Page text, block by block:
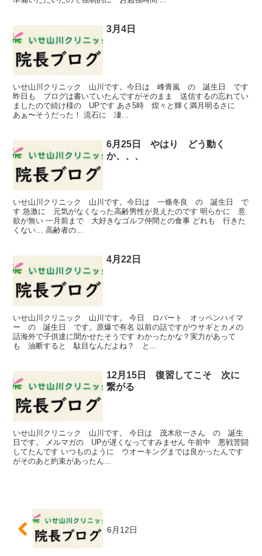
3月4日
いせ山川クリニック 山川です。今日は 峰青嵐 の 誕生日 です
昨日も ブログは書いていたんですがそのまま 送信するの忘れてい
ましたので続け様の UPです あさ5時 煌々と輝く満月明るさに
あぁ〜そうだった！ 流石に 凄...
6月25日 やはり どう動く
か、、、
いせ山川クリニック 山川です。今日は 一條冬良 の 誕生日 で
す 急激に 元気がなくなった高齢男性が見えたのです 明らかに 意
欲が無い 一月前まで 大好きなゴルフ仲間との食事 どれも 行きた
くない… 高齢者の...
4月22日
いせ山川クリニック 山川です。 今日 ロバート オッペンハイマ
ー の 誕生日 です。原爆で有名 以前の話ですがウサギとカメの
話海外で子供達に聞かせたそうです わかったかな？実力があって
も 油断すると 駄目なんだよね？ と...
12月15日 復習してこそ 次に
繋がる
いせ山川クリニック 山川です。 今日は 茂木欣一さん の 誕生
日です。 メルマガの UPが遅くなってすみません 午前中 悪戦苦闘
してたんです いつものように ウオーキングまでは良かったんです
がそのあと約束があったん...
6月12日